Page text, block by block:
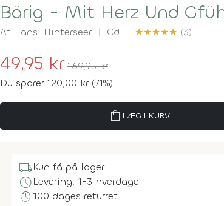
Bärig - Mit Herz Und
Af Hansi Hinterseer Cd ★★★★★ (3)
49,95 kr 169,95 kr
Du sparer 120,00 kr (71%)
shopping_bag LÆG I KURV
local_shippingKun få på lager
scheduleLevering: 1-3 hverdage
history100 dages returret